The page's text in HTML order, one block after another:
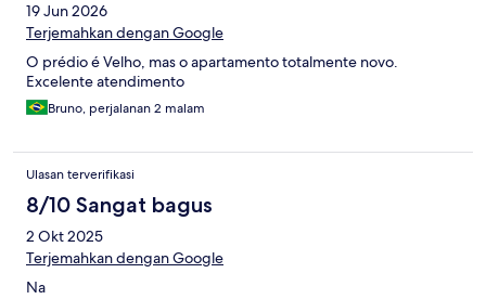
19 Jun 2026
Terjemahkan dengan Google
O prédio é Velho, mas o apartamento totalmente novo.
Excelente atendimento
Bruno, perjalanan 2 malam
Ulasan terverifikasi
8/10 Sangat bagus
2 Okt 2025
Terjemahkan dengan Google
Na